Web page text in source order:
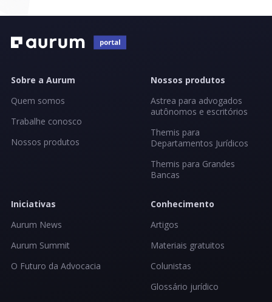
Sobre a Aurum
Quem somos
Trabalhe conosco
Nossos produtos
Nossos produtos
Astrea para advogados
autônomos e escritórios
Themis para
Departamentos Jurídicos
Themis para Grandes
Bancas
Iniciativas
Aurum News
Aurum Summit
O Futuro da Advocacia
Conhecimento
Artigos
Materiais gratuitos
Colunistas
Glossário jurídico